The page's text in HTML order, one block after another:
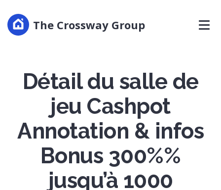
The Crossway Group
Détail du salle de
jeu Cashpot
Annotation & infos
Bonus 300%%
jusqu’à 1000